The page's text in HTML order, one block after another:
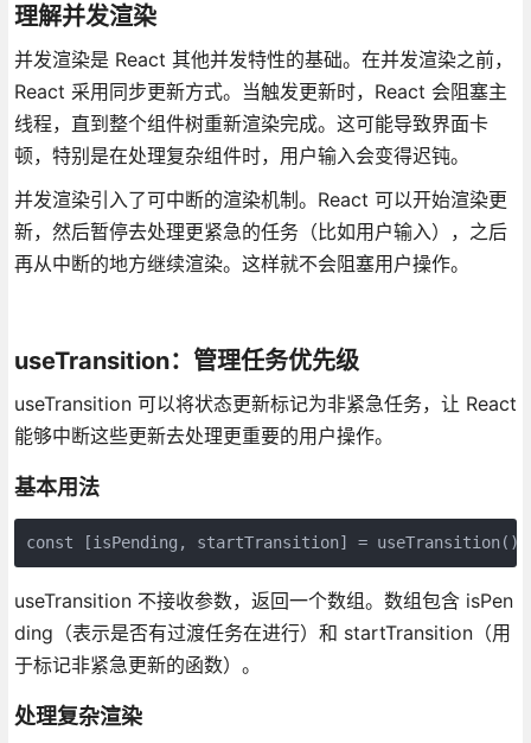
理解并发渲染
并发渲染是 React 其他并发特性的基础。在并发渲染之前，
React 采用同步更新方式。当触发更新时，React 会阻塞主
线程，直到整个组件树重新渲染完成。这可能导致界面卡
顿，特别是在处理复杂组件时，用户输入会变得迟钝。
并发渲染引入了可中断的渲染机制。React 可以开始渲染更
新，然后暂停去处理更紧急的任务（比如用户输入），之后
再从中断的地方继续渲染。这样就不会阻塞用户操作。
useTransition：管理任务优先级
useTransition 可以将状态更新标记为非紧急任务，让 React
能够中断这些更新去处理更重要的用户操作。
基本用法
const [isPending, startTransition] = useTransition();
useTransition 不接收参数，返回一个数组。数组包含 isPen
ding（表示是否有过渡任务在进行）和 startTransition（用
于标记非紧急更新的函数）。
处理复杂渲染